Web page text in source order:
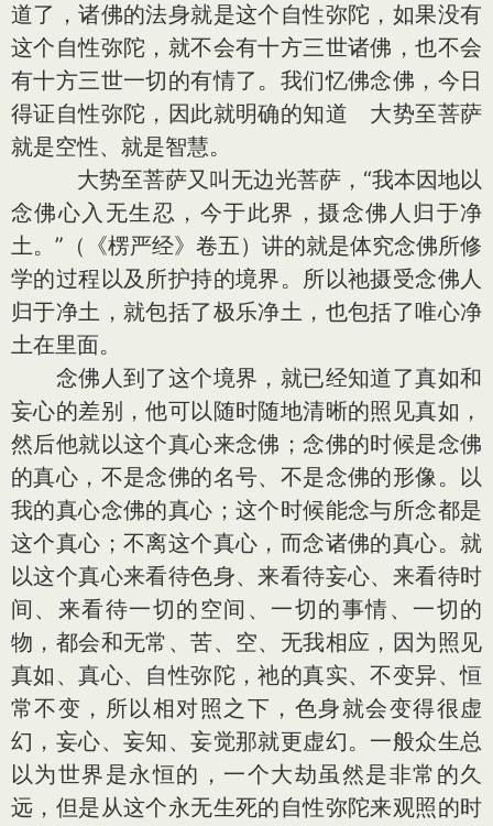
道了，诸佛的法身就是这个自性弥陀，如果没有
这个自性弥陀，就不会有十方三世诸佛，也不会
有十方三世一切的有情了。我们忆佛念佛，今日
得证自性弥陀，因此就明确的知道 大势至菩萨
就是空性、就是智慧。
大势至菩萨又叫无边光菩萨，“我本因地以
念佛心入无生忍，今于此界，摄念佛人归于净
土。”（《楞严经》卷五）讲的就是体究念佛所修
学的过程以及所护持的境界。所以祂摄受念佛人
归于净土，就包括了极乐净土，也包括了唯心净
土在里面。
念佛人到了这个境界，就已经知道了真如和
妄心的差别，他可以随时随地清晰的照见真如，
然后他就以这个真心来念佛；念佛的时候是念佛
的真心，不是念佛的名号、不是念佛的形像。以
我的真心念佛的真心；这个时候能念与所念都是
这个真心；不离这个真心，而念诸佛的真心。就
以这个真心来看待色身、来看待妄心、来看待时
间、来看待一切的空间、一切的事情、一切的
物，都会和无常、苦、空、无我相应，因为照见
真如、真心、自性弥陀，祂的真实、不变异、恒
常不变，所以相对照之下，色身就会变得很虚
幻，妄心、妄知、妄觉那就更虚幻。一般众生总
以为世界是永恒的，一个大劫虽然是非常的久
远，但是从这个永无生死的自性弥陀来观照的时